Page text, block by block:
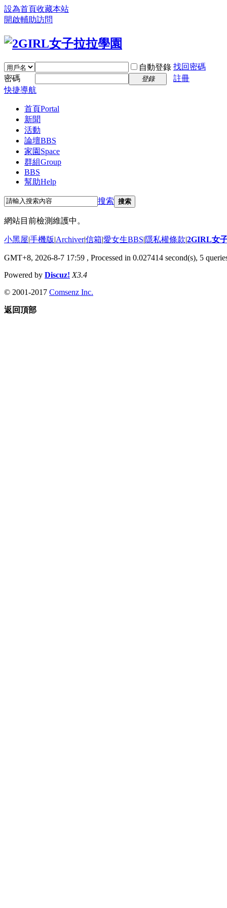
設為首頁收藏本站
開啟輔助訪問
自動登錄 找回密碼
密碼
登錄
註冊
快捷導航
首頁Portal
新聞
活動
論壇BBS
家園 Space
群組Group
BBS
幫助Help
搜索 搜索
網站目前檢測維護中。
小黑屋|手機版|Archiver|信箱|愛女生BBS|隱私權條款|2GIRL女
GMT+8, 2026-8-7 17:59 , Processed in 0.027414 second(s), 5
Powered by Discuz! X3.4
© 2001-2017 Comsenz Inc.
返回頂部